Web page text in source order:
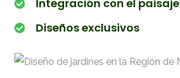
Integración con el paisaje
Diseños exclusivos